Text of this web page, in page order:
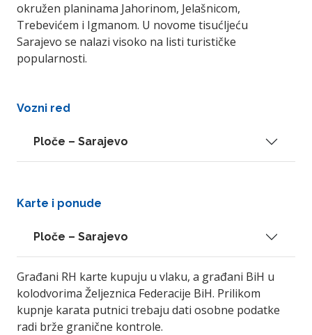
okružen planinama Jahorinom, Jelašnicom,
Trebevićem i Igmanom. U novome tisućljeću
Sarajevo se nalazi visoko na listi turističke
popularnosti.
Vozni red
Ploče – Sarajevo
Karte i ponude
Ploče – Sarajevo
Građani RH karte kupuju u vlaku, a građani BiH u
kolodvorima Željeznica Federacije BiH. Prilikom
kupnje karata putnici trebaju dati osobne podatke
radi brže granične kontrole.